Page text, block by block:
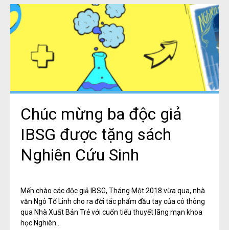
Chúc mừng ba độc giả
IBSG được tặng sách
Nghiên Cứu Sinh
​Mến chào các độc giả IBSG, Tháng Một 2018 vừa qua, nhà
văn Ngô Tố Linh cho ra đời tác phẩm đầu tay của cô thông
qua Nhà Xuất Bản Trẻ với cuốn tiểu thuyết lãng mạn khoa
học Nghiên...